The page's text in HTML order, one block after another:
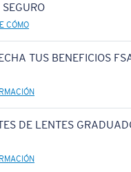
CÓMO
TUS BENEFICIOS
DE LENTES